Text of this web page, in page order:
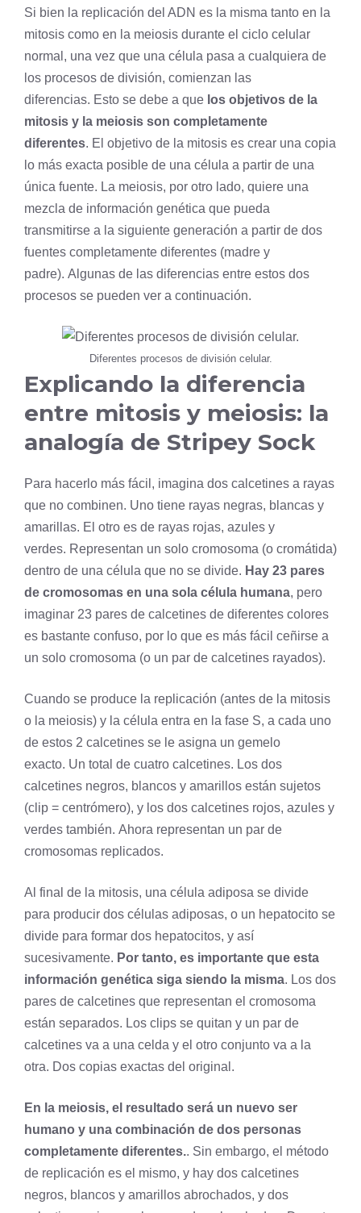
Si bien la replicación del ADN es la misma tanto en la
mitosis como en la meiosis durante el ciclo celular
normal, una vez que una célula pasa a cualquiera de
los procesos de división, comienzan las
diferencias. Esto se debe a que los objetivos de la
mitosis y la meiosis son completamente
diferentes. El objetivo de la mitosis es crear una copia
lo más exacta posible de una célula a partir de una
única fuente. La meiosis, por otro lado, quiere una
mezcla de información genética que pueda
transmitirse a la siguiente generación a partir de dos
fuentes completamente diferentes (madre y
padre). Algunas de las diferencias entre estos dos
procesos se pueden ver a continuación.
Diferentes procesos de división celular.
Explicando la diferencia
entre mitosis y meiosis: la
analogía de Stripey Sock
Para hacerlo más fácil, imagina dos calcetines a rayas
que no combinen. Uno tiene rayas negras, blancas y
amarillas. El otro es de rayas rojas, azules y
verdes. Representan un solo cromosoma (o cromátida)
dentro de una célula que no se divide. Hay 23 pares
de cromosomas en una sola célula humana, pero
imaginar 23 pares de calcetines de diferentes colores
es bastante confuso, por lo que es más fácil ceñirse a
un solo cromosoma (o un par de calcetines rayados).
Cuando se produce la replicación (antes de la mitosis
o la meiosis) y la célula entra en la fase S, a cada uno
de estos 2 calcetines se le asigna un gemelo
exacto. Un total de cuatro calcetines. Los dos
calcetines negros, blancos y amarillos están sujetos
(clip = centrómero), y los dos calcetines rojos, azules y
verdes también. Ahora representan un par de
cromosomas replicados.
Al final de la mitosis, una célula adiposa se divide
para producir dos células adiposas, o un hepatocito se
divide para formar dos hepatocitos, y así
sucesivamente. Por tanto, es importante que esta
información genética siga siendo la misma. Los dos
pares de calcetines que representan el cromosoma
están separados. Los clips se quitan y un par de
calcetines va a una celda y el otro conjunto va a la
otra. Dos copias exactas del original.
En la meiosis, el resultado será un nuevo ser
humano y una combinación de dos personas
completamente diferentes.. Sin embargo, el método
de replicación es el mismo, y hay dos calcetines
negros, blancos y amarillos abrochados, y dos